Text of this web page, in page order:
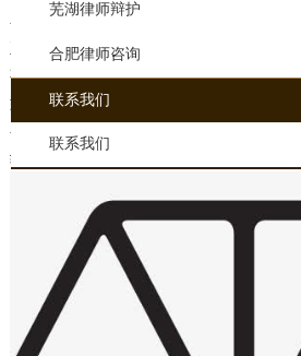
芜湖律师辩护
合肥律师咨询
联系我们
联系我们
在该公司第200条公司的发起人，股东，他
正，并处以百分之五的资本外逃数额％以上
事实上，从以上分析可以看出，虽然引资
型犯罪，但最高刑罚为5年徒刑，当然也有
在这方面有任何问题，你可以选择咨询律
线咨询服务。欢迎来电咨询。